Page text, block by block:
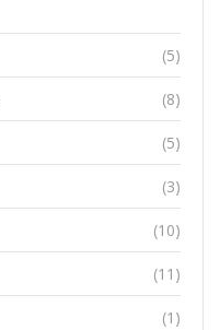
(5)
(8)
(5)
(3)
(10)
(11)
(1)